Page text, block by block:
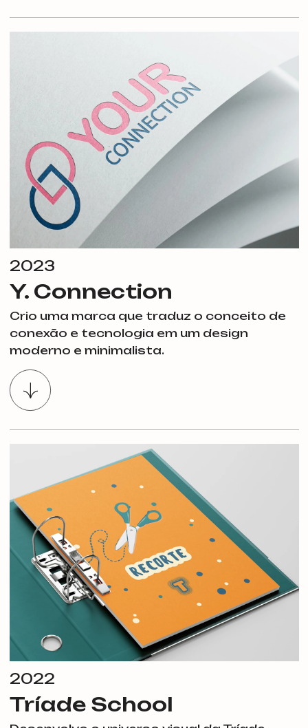
2023
Y. Connection
Crio uma marca que traduz o conceito de
conexão e tecnologia em um design
moderno e minimalista.
2022
Tríade School